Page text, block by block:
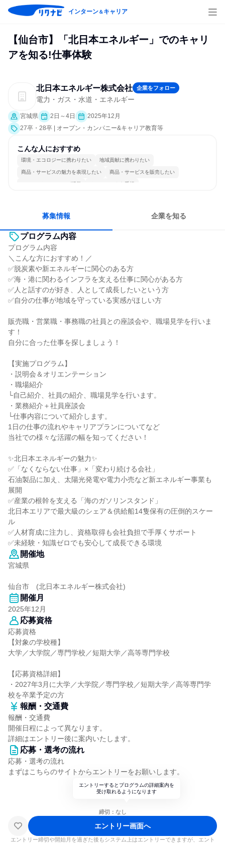
インターン＆キャリア
【仙台市】「北日本エネルギー」でのキャリ
アを知る!仕事体験
北日本エネルギー株式会社 企業をフォロー
電力・ガス・水道・エネルギー
宮城県 2日～4日
2025年12月
27卒・28卒 | オープン・カンパニー&キャリア教育等
こんな人におすすめ
環境・エコロジーに携わりたい 地域貢献に携わりたい
商品・サービスの魅力を表現したい 商品・サービスを販売したい
コミュニケーションが活発 チームワークを重視
募集情報 企業を知る
プログラム内容
プログラム内容
＼こんな方におすすめ！／
✅脱炭素や新エネルギーに関心のある方
✅海・港に関わるインフラを支える仕事に関心がある方
✅人と話すのが好き、人として成長したいという方
✅自分の仕事が地域を守っている実感がほしい方
販売職・営業職・事務職の社員との座談会や、職場見学を行いま
す！
自分に合った仕事を探しましょう！
【実施プログラム】
・説明会＆オリエンテーション
・職場紹介
└自己紹介、社員の紹介、職場見学を行います。
・業務紹介＋社員座談会
└仕事内容について紹介します。
1日の仕事の流れやキャリアプランについてなど
当社での様々な活躍の幅を知ってください！
✨北日本エネルギーの魅力✨
✅「なくならない仕事」×「変わり続ける会社」
石油製品に加え、太陽光発電や電力小売など新エネルギー事業も
展開
✅産業の根幹を支える「海のガソリンスタンド」
北日本エリアで最大級のシェア＆供給船14隻保有の圧倒的スケー
ル
✅人材育成に注力し、資格取得も会社負担で手厚くサポート
✅未経験・知識ゼロでも安心して成長できる環境
開催地
宮城県
仙台市 (北日本エネルギー株式会社)
開催月
2025年12月
応募資格
応募資格
【対象の学校種】
大学／大学院／専門学校／短期大学／高等専門学校
【応募資格詳細】
・2027年3月に大学／大学院／専門学校／短期大学／高等専門学
校を卒業予定の方
報酬・交通費
報酬・交通費
開催日程によって異なります。
詳細はエントリー後に案内いたします。
応募・選考の流れ
応募・選考の流れ
まずはこちらのサイトからエントリーをお願いします。
エントリーするとプログラムの詳細案内を
受け取れるようになります
締切：なし
エントリー画面へ
エントリー締切や開始月を過ぎた後もシステム上はエントリーできますが、エント